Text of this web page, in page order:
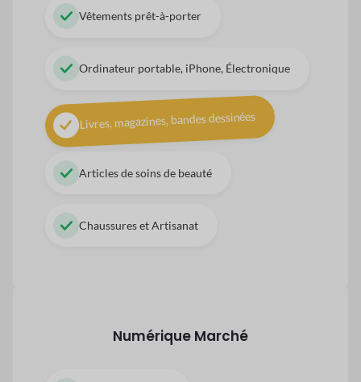
Vêtements prêt-à-porter
Ordinateur portable, iPhone, Électronique
Livres, magazines, bandes dessinées
Articles de soins de beauté
Chaussures et Artisanat
Numérique Marché